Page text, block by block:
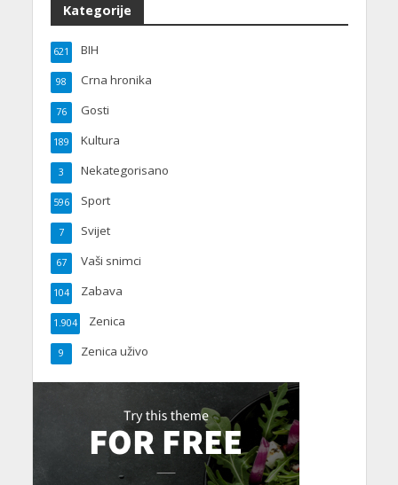
Kategorije
BIH
621
Crna hronika
98
Gosti
76
Kultura
189
Nekategorisano
3
Sport
596
Svijet
7
Vaši snimci
67
Zabava
104
Zenica
1.904
Zenica uživo
9